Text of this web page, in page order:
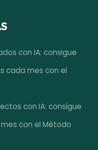
con IA: consigue
cada mes con el
con IA: consigue
con el Método